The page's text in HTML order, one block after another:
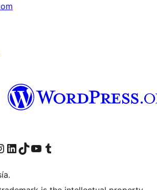
página de Facebook
nuestra cuenta de Instagram
Visit our LinkedIn account
Visit our TikTok account
Visit our YouTube channel
Visit our Tumblr account